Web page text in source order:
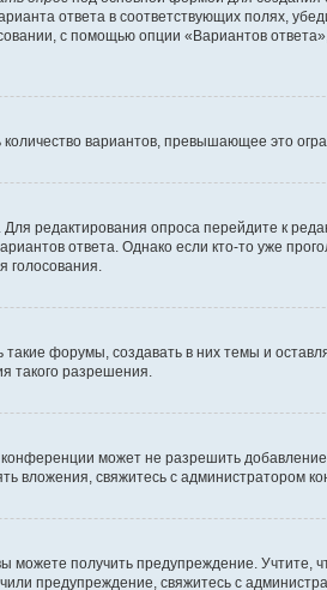
ответа в соответствующих полях,
с помощью опции «Вариантов
вариантов, превышающее это
редактирования опроса перейдите к
ответа. Однако если кто-то уже
голосования.
форумы, создавать в них темы и
такого разрешения.
может не разрешить
вложения, свяжитесь с администратором
получить предупреждение. Учтите,
предупреждение, свяжитесь с